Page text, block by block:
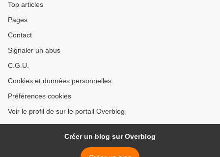
Top articles
Pages
Contact
Signaler un abus
C.G.U.
Cookies et données personnelles
Préférences cookies
Voir le profil de sur le portail Overblog
Créer un blog sur Overblog